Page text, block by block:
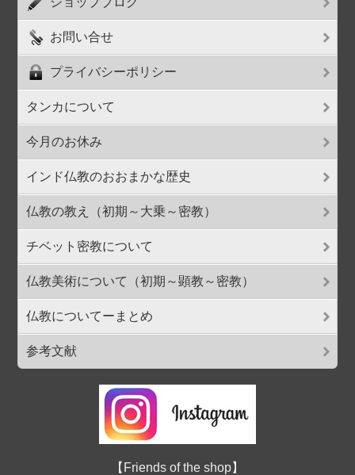
お問い合せ
プライバシーポリシー
タンカについて
今月のお休み
インド仏教のおおまかな歴史
仏教の教え（初期～大乗～密教）
チベット密教について
仏教美術について（初期～顕教～密教）
仏教についてーまとめ
参考文献
【Friends of the shop】